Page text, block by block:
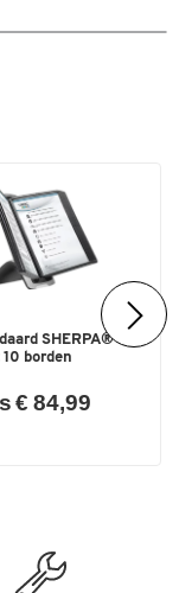
SHERPA®
borden
€ 84,99